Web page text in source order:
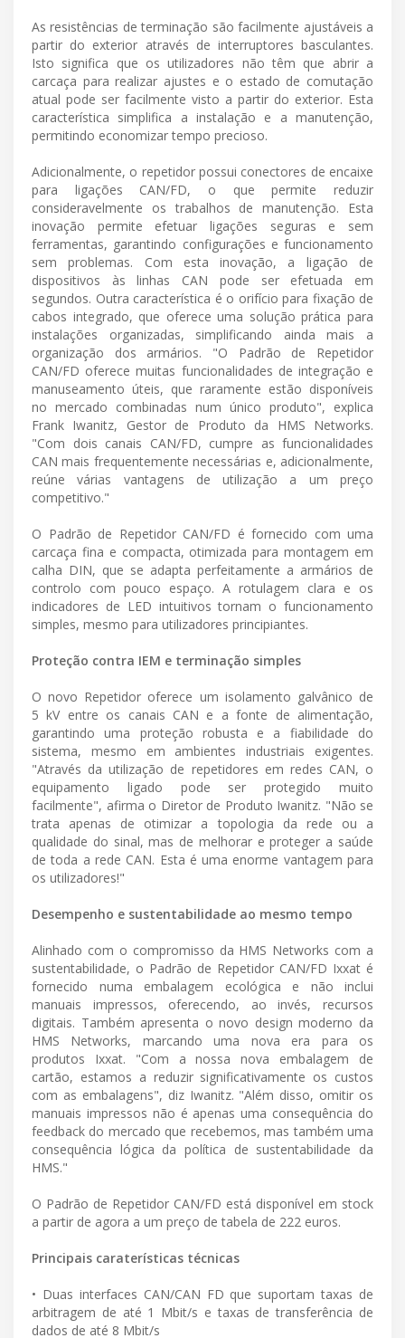
As resistências de terminação são facilmente ajustáveis a
partir do exterior através de interruptores basculantes.
Isto significa que os utilizadores não têm que abrir a
carcaça para realizar ajustes e o estado de comutação
atual pode ser facilmente visto a partir do exterior. Esta
característica simplifica a instalação e a manutenção,
permitindo economizar tempo precioso.
Adicionalmente, o repetidor possui conectores de encaixe
para ligações CAN/FD, o que permite reduzir
consideravelmente os trabalhos de manutenção. Esta
inovação permite efetuar ligações seguras e sem
ferramentas, garantindo configurações e funcionamento
sem problemas. Com esta inovação, a ligação de
dispositivos às linhas CAN pode ser efetuada em
segundos. Outra característica é o orifício para fixação de
cabos integrado, que oferece uma solução prática para
instalações organizadas, simplificando ainda mais a
organização dos armários. "O Padrão de Repetidor
CAN/FD oferece muitas funcionalidades de integração e
manuseamento úteis, que raramente estão disponíveis
no mercado combinadas num único produto", explica
Frank Iwanitz, Gestor de Produto da HMS Networks.
"Com dois canais CAN/FD, cumpre as funcionalidades
CAN mais frequentemente necessárias e, adicionalmente,
reúne várias vantagens de utilização a um preço
competitivo."
O Padrão de Repetidor CAN/FD é fornecido com uma
carcaça fina e compacta, otimizada para montagem em
calha DIN, que se adapta perfeitamente a armários de
controlo com pouco espaço. A rotulagem clara e os
indicadores de LED intuitivos tornam o funcionamento
simples, mesmo para utilizadores principiantes.
Proteção contra IEM e terminação simples
O novo Repetidor oferece um isolamento galvânico de
5 kV entre os canais CAN e a fonte de alimentação,
garantindo uma proteção robusta e a fiabilidade do
sistema, mesmo em ambientes industriais exigentes.
"Através da utilização de repetidores em redes CAN, o
equipamento ligado pode ser protegido muito
facilmente", afirma o Diretor de Produto Iwanitz. "Não se
trata apenas de otimizar a topologia da rede ou a
qualidade do sinal, mas de melhorar e proteger a saúde
de toda a rede CAN. Esta é uma enorme vantagem para
os utilizadores!"
Desempenho e sustentabilidade ao mesmo tempo
Alinhado com o compromisso da HMS Networks com a
sustentabilidade, o Padrão de Repetidor CAN/FD Ixxat é
fornecido numa embalagem ecológica e não inclui
manuais impressos, oferecendo, ao invés, recursos
digitais. Também apresenta o novo design moderno da
HMS Networks, marcando uma nova era para os
produtos Ixxat. "Com a nossa nova embalagem de
cartão, estamos a reduzir significativamente os custos
com as embalagens", diz Iwanitz. "Além disso, omitir os
manuais impressos não é apenas uma consequência do
feedback do mercado que recebemos, mas também uma
consequência lógica da política de sustentabilidade da
HMS."
O Padrão de Repetidor CAN/FD está disponível em stock
a partir de agora a um preço de tabela de 222 euros.
Principais caraterísticas técnicas
• Duas interfaces CAN/CAN FD que suportam taxas de
arbitragem de até 1 Mbit/s e taxas de transferência de
dados de até 8 Mbit/s